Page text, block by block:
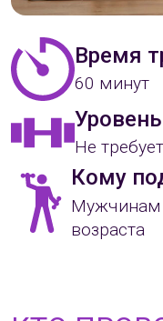
Время
60 минут
Не
Кому
возраста